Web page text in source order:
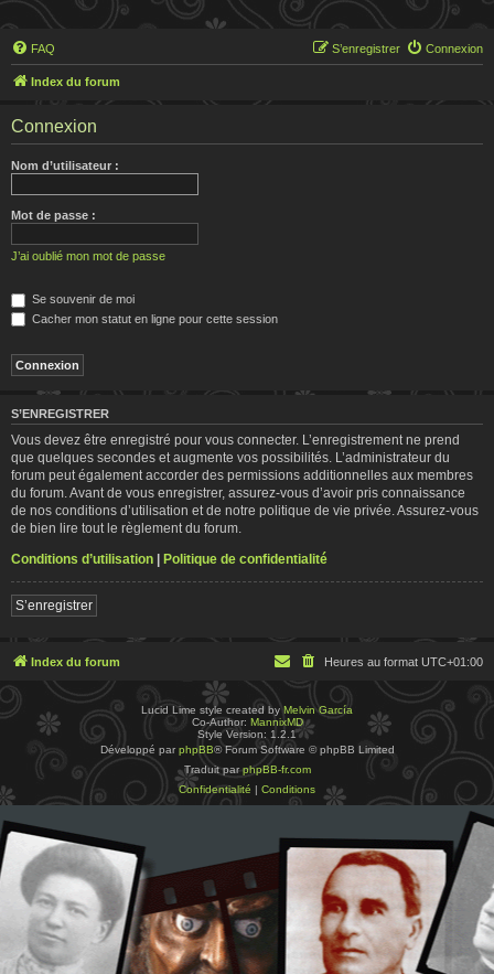
FAQ Connexion
S’enregistrer
Index du forum
Connexion
Nom d’utilisateur :
Mot de passe :
J’ai oublié mon mot de passe
Se souvenir de moi
Cacher mon statut en ligne pour cette session
S’ENREGISTRER
Vous devez être enregistré pour vous connecter. L’enregistrement ne prend
que quelques secondes et augmente vos possibilités. L’administrateur du
forum peut également accorder des permissions additionnelles aux membres
du forum. Avant de vous enregistrer, assurez-vous d’avoir pris connaissance
de nos conditions d’utilisation et de notre politique de vie privée. Assurez-vous
de bien lire tout le règlement du forum.
Conditions d’utilisation | Politique de confidentialité
S’enregistrer
Index du forum Heures au format UTC+01:00
Lucid Lime style created byMelvin García
Co-Author: MannixMD
Style Version: 1.2.1
Développé par phpBB® Forum Software © phpBB Limited
Traduit parphpBB-fr.com
Confidentialité | Conditions